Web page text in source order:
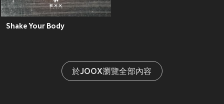
Shake Your Body
於JOOX瀏覽全部內容